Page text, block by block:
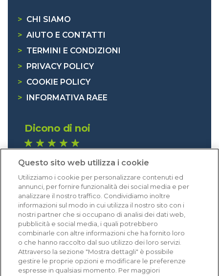
> CHI SIAMO
> AIUTO E CONTATTI
> TERMINI E CONDIZIONI
>
PRIVACY POLICY
> COOKIE POLICY
>
INFORMATIVA RAEE
Dicono di noi
Eccellente (4,8)
Acquisti verificati
Questo sito web utilizza i cookie
Utilizziamo i cookie per personalizzare contenuti ed
annunci, per fornire funzionalità dei social media e per
analizzare il nostro traffico. Condividiamo inoltre
informazioni sul modo in cui utilizza il nostro sito con i
nostri partner che si occupano di analisi dei dati web,
pubblicità e social media, i quali potrebbero
combinarle con altre informazioni che ha fornito loro
o che hanno raccolto dal suo utilizzo dei loro servizi.
Attraverso la sezione "Mostra dettagli" è possibile
gestire le proprie opzioni e modificare le preferenze
espresse in qualsiasi momento. Per maggiori